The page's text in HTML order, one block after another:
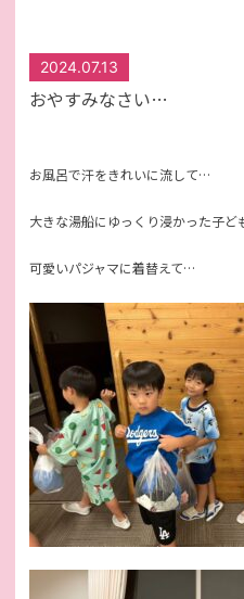
2024.07.13
おやすみなさい…
お風呂で汗をきれいに流して…
大きな湯船にゆっくり浸かった子ど
可愛いパジャマに着替えて…